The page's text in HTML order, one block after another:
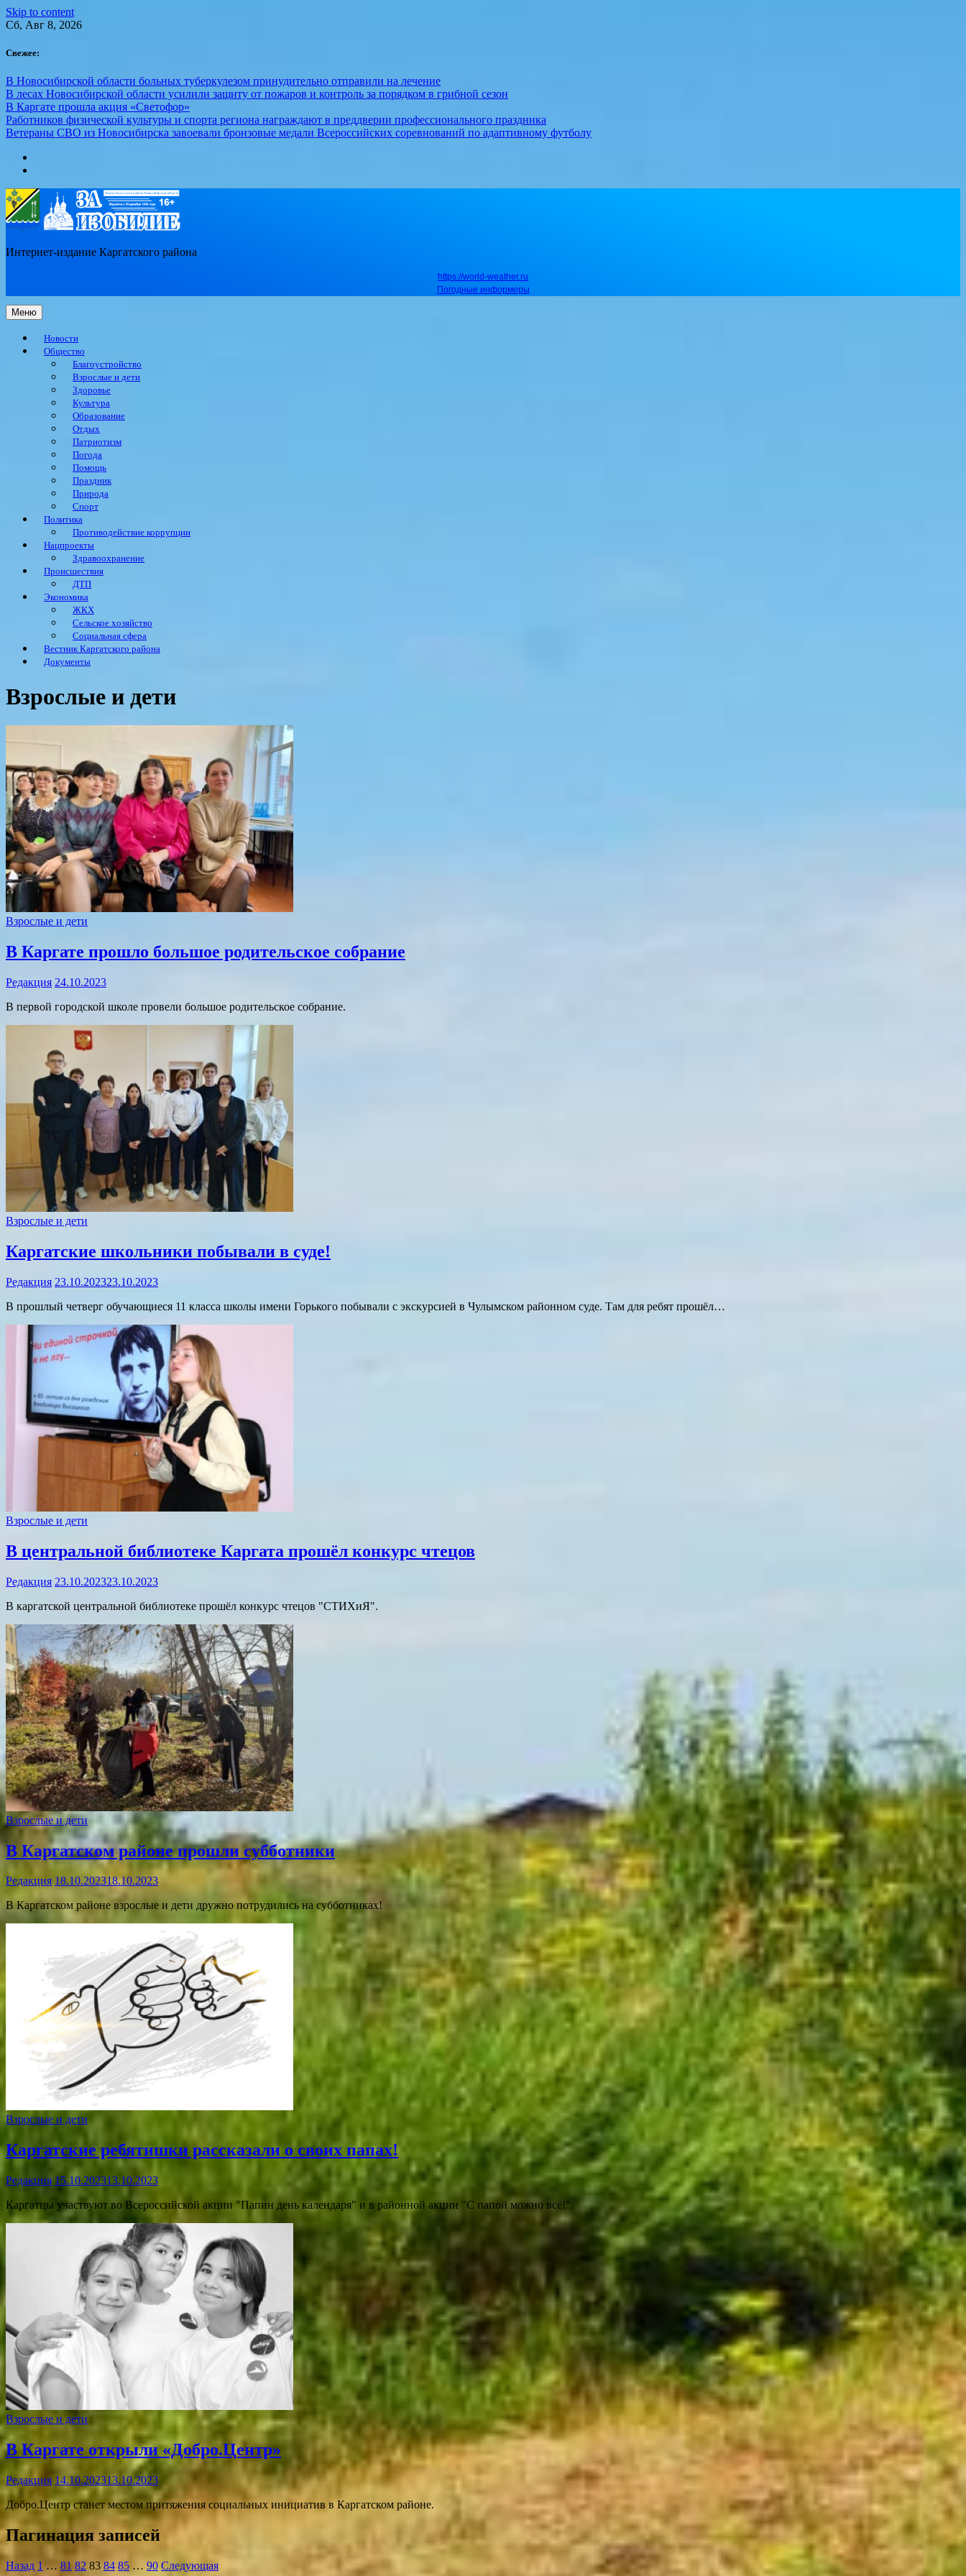
Skip to content
Сб, Авг 8, 2026
Свежее:
В Новосибирской области больных туберкулезом принудительно отправили на лечение
В лесах Новосибирской области усилили защиту от пожаров и контроль за порядком в грибной сезон
В Каргате прошла акция «Светофор»
Работников физической культуры и спорта региона награждают в преддверии профессионального праздника
Ветераны СВО из Новосибирска завоевали бронзовые медали Всероссийских соревнований по адаптивному футболу
Интернет-издание Каргатского района
https://world-weather.ru
Погодные информеры
Меню
Новости
Общество
Благоустройство
Взрослые и дети
Здоровье
Культура
Образование
Отдых
Патриотизм
Погода
Помощь
Праздник
Природа
Спорт
Политика
Противодействие коррупции
Нацпроекты
Здравоохранение
Происшествия
ДТП
Экономика
ЖКХ
Сельское хозяйство
Социальная сфера
Вестник Каргатского района
Документы
Взрослые и дети
Взрослые и дети
В Каргате прошло большое родительское собрание
Редакция 24.10.2023
В первой городской школе провели большое родительское собрание.
Взрослые и дети
Каргатские школьники побывали в суде!
Редакция 23.10.202323.10.2023
В прошлый четверг обучающиеся 11 класса школы имени Горького побывали с экскурсией в Чулымском районном суде. Там для ребят прошёл…
Взрослые и дети
В центральной библиотеке Каргата прошёл конкурс чтецов
Редакция 23.10.202323.10.2023
В каргатской центральной библиотеке прошёл конкурс чтецов "СТИХиЯ".
Взрослые и дети
В Каргатском районе прошли субботники
Редакция 18.10.202318.10.2023
В Каргатском районе взрослые и дети дружно потрудились на субботниках!
Взрослые и дети
Каргатские ребятишки рассказали о своих папах!
Редакция 15.10.202313.10.2023
Каргатцы участвуют во Всероссийской акции "Папин день календаря" и в районной акции "С папой можно всё!".
Взрослые и дети
В Каргате открыли «Добро.Центр»
Редакция 14.10.202313.10.2023
Добро.Центр станет местом притяжения социальных инициатив в Каргатском районе.
Пагинация записей
Назад 1 … 81 82 83 84 85 … 90 Следующая